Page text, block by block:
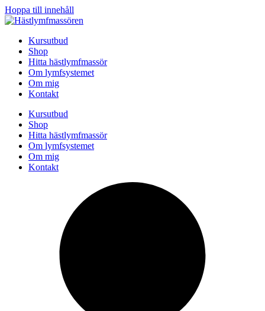
Hoppa till innehåll
Kursutbud
Shop
Hitta hästlymfmassör
Om lymfsystemet
Om mig
Kontakt
Kursutbud
Shop
Hitta hästlymfmassör
Om lymfsystemet
Om mig
Kontakt